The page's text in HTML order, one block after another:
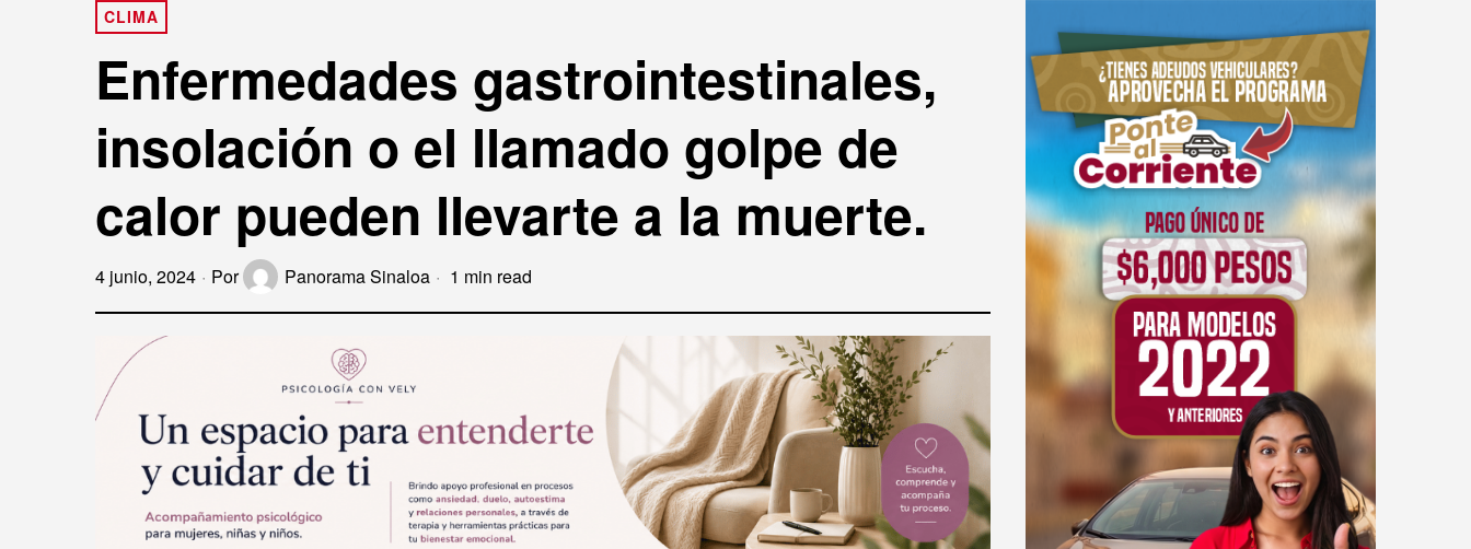
CLIMA
Enfermedades gastrointestinales,
insolación o el llamado golpe de
calor pueden llevarte a la muerte.
4 junio, 2024 Por Panorama Sinaloa 1 min read